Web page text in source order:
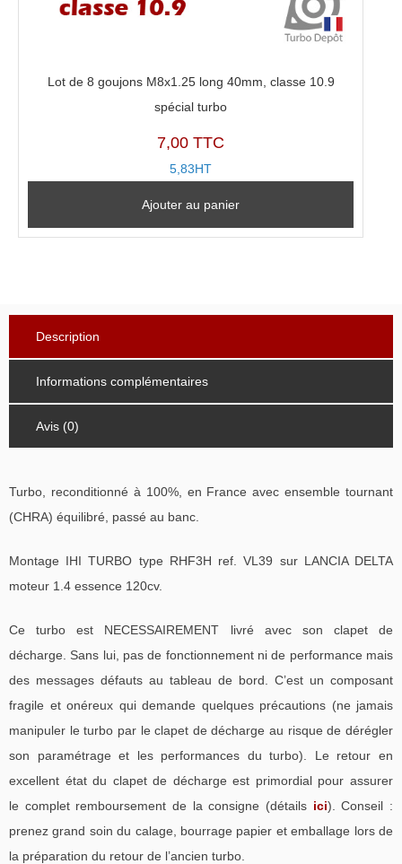
Lot de 8 goujons M8x1.25 long 40mm, classe 10.9
spécial turbo
7,00 TTC
5,83HT
Ajouter au panier
Description
Informations complémentaires
Avis (0)
Turbo, reconditionné à 100%, en France avec ensemble tournant
(CHRA) équilibré, passé au banc.
Montage IHI TURBO type RHF3H ref. VL39 sur LANCIA DELTA
moteur 1.4 essence 120cv.
Ce turbo est NECESSAIREMENT livré avec son clapet de
décharge. Sans lui, pas de fonctionnement ni de performance mais
des messages défauts au tableau de bord. C’est un composant
fragile et onéreux qui demande quelques précautions (ne jamais
manipuler le turbo par le clapet de décharge au risque de dérégler
son paramétrage et les performances du turbo). Le retour en
excellent état du clapet de décharge est primordial pour assurer
le complet remboursement de la consigne (détails ici). Conseil :
prenez grand soin du calage, bourrage papier et emballage lors de
la préparation du retour de l’ancien turbo.